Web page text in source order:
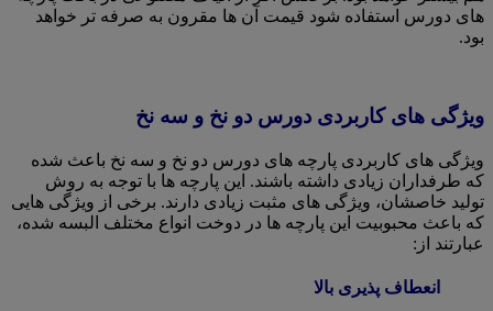
های دورس استفاده شود قیمت آن ها مقرون به صرفه تر خواهد
بود.
ویژگی های کاربردی دورس دو نخ و سه نخ
ویژگی های کاربردی پارچه های دورس دو نخ و سه نخ باعث شده
که طرفداران زیادی داشته باشند. این پارچه ها با توجه به روش
تولید خاصشان، ویژگی های مثبت زیادی دارند. برخی از ویژگی هایی
که باعث محبوبیت این پارچه ها در دوخت انواع مختلف البسه شده،
عبارتند از:
انعطاف پذیری بالا